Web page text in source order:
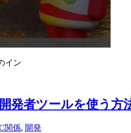
イン
発者ツールを使う方
関係, 開発